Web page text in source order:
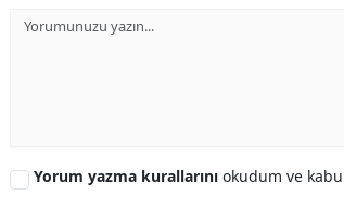
Yorum yazma kurallarını okudum ve